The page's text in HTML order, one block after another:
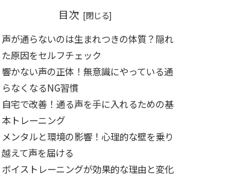
目次
声が通らないのは生まれつきの体質？隠れ
た原因をセルフチェック
響かない声の正体！無意識にやっている通
らなくなるNG習慣
自宅で改善！通る声を手に入れるための基
本トレーニング
メンタルと環境の影響！心理的な壁を乗り
越えて声を届ける
ボイストレーニングが効果的な理由と変化